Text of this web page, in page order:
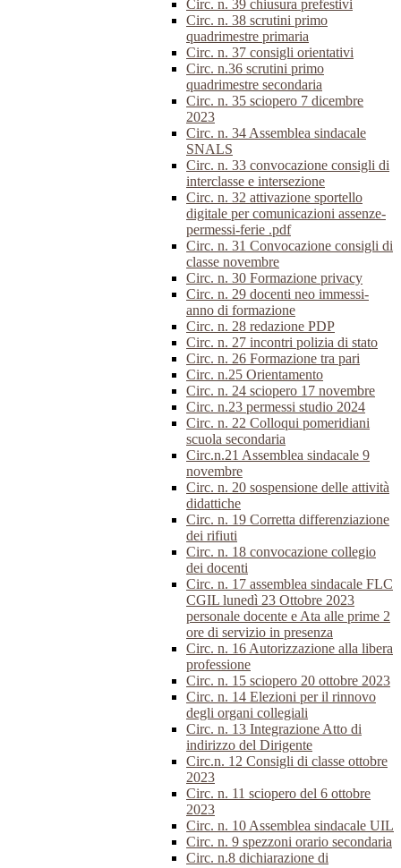
Circ. n. 39 chiusura prefestivi
Circ. n. 38 scrutini primo
quadrimestre primaria
Circ. n. 37 consigli orientativi
Circ. n.36 scrutini primo
quadrimestre secondaria
Circ. n. 35 sciopero 7 dicembre
2023
Circ. n. 34 Assemblea sindacale
SNALS
Circ. n. 33 convocazione consigli di
interclasse e intersezione
Circ. n. 32 attivazione sportello
digitale per comunicazioni assenze-
permessi-ferie .pdf
Circ. n. 31 Convocazione consigli di
classe novembre
Circ. n. 30 Formazione privacy
Circ. n. 29 docenti neo immessi-
anno di formazione
Circ. n. 28 redazione PDP
Circ. n. 27 incontri polizia di stato
Circ. n. 26 Formazione tra pari
Circ. n.25 Orientamento
Circ. n. 24 sciopero 17 novembre
Circ. n.23 permessi studio 2024
Circ. n. 22 Colloqui pomeridiani
scuola secondaria
Circ.n.21 Assemblea sindacale 9
novembre
Circ. n. 20 sospensione delle attività
didattiche
Circ. n. 19 Corretta differenziazione
dei rifiuti
Circ. n. 18 convocazione collegio
dei docenti
Circ. n. 17 assemblea sindacale FLC
CGIL lunedì 23 Ottobre 2023
personale docente e Ata alle prime 2
ore di servizio in presenza
Circ. n. 16 Autorizzazione alla libera
professione
Circ. n. 15 sciopero 20 ottobre 2023
Circ. n. 14 Elezioni per il rinnovo
degli organi collegiali
Circ. n. 13 Integrazione Atto di
indirizzo del Dirigente
Circ.n. 12 Consigli di classe ottobre
2023
Circ. n. 11 sciopero del 6 ottobre
2023
Circ. n. 10 Assemblea sindacale UIL
Circ. n. 9 spezzoni orario secondaria
Circ. n.8 dichiarazione di